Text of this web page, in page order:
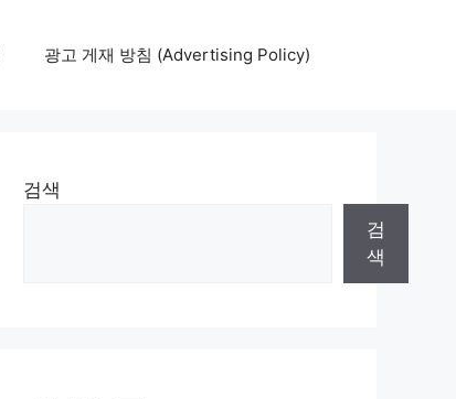
광고 게재 방침 (Advertising Policy)
검색
검
색